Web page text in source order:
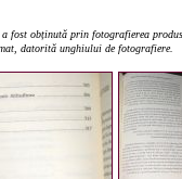
a fost obținută prin fotografierea
datorită unghiului de fotografiere.